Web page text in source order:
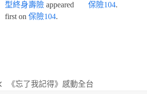
型終身壽險appeared
first on 保險104.
保險104.
previous
《忘了我記得》感動全台